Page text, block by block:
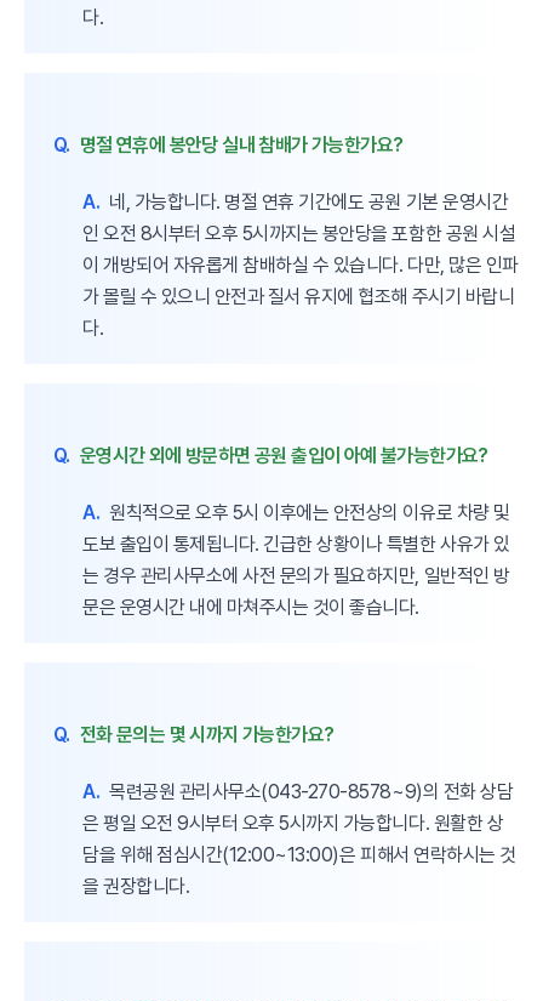
다.
Q. 명절 연휴에 봉안당 실내 참배가 가능한가요?
A. 네, 가능합니다. 명절 연휴 기간에도 공원 기본 운영시간
인 오전 8시부터 오후 5시까지는 봉안당을 포함한 공원 시설
이 개방되어 자유롭게 참배하실 수 있습니다. 다만, 많은 인파
가 몰릴 수 있으니 안전과 질서 유지에 협조해 주시기 바랍니
다.
Q. 운영시간 외에 방문하면 공원 출입이 아예 불가능한가요?
A. 원칙적으로 오후 5시 이후에는 안전상의 이유로 차량 및
도보 출입이 통제됩니다. 긴급한 상황이나 특별한 사유가 있
는 경우 관리사무소에 사전 문의가 필요하지만, 일반적인 방
문은 운영시간 내에 마쳐주시는 것이 좋습니다.
Q. 전화 문의는 몇 시까지 가능한가요?
A. 목련공원 관리사무소(043-270-8578~9)의 전화 상담
은 평일 오전 9시부터 오후 5시까지 가능합니다. 원활한 상
담을 위해 점심시간(12:00~13:00)은 피해서 연락하시는 것
을 권장합니다.